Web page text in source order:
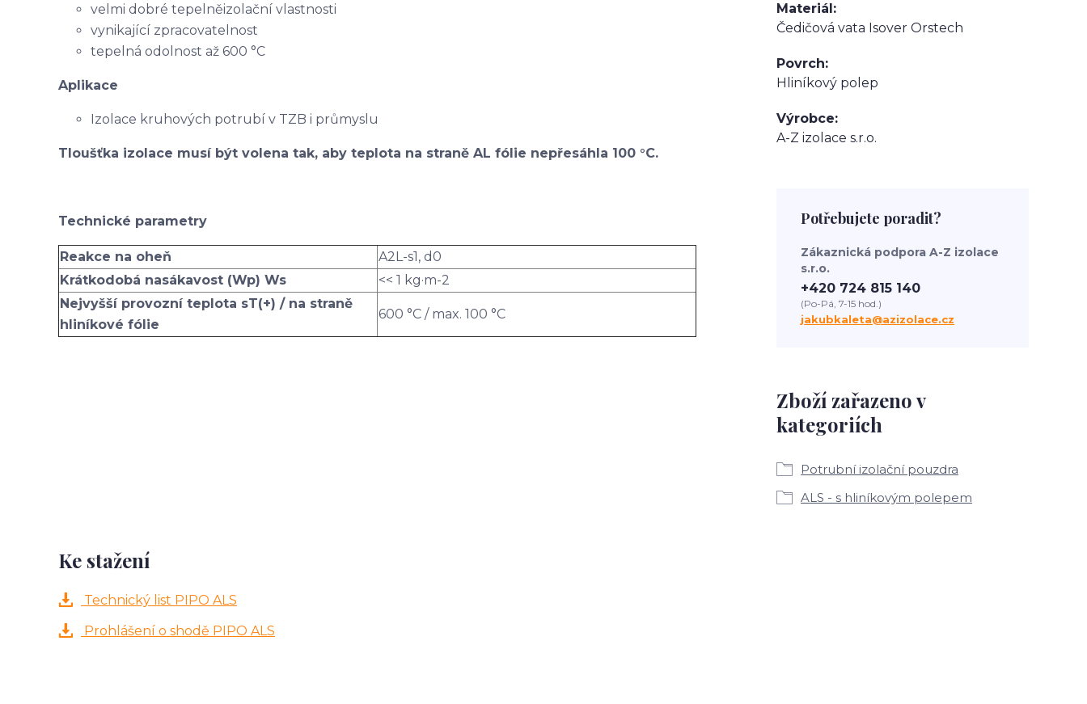
velmi dobré tepelněizolační vlastnosti
vynikající zpracovatelnost
tepelná odolnost až 600 °C
Aplikace
Izolace kruhových potrubí v TZB i průmyslu
Tloušťka izolace musí být volena tak, aby teplota na straně AL fólie nepřesáhla 100 °C.
Technické parametry
Reakce na oheň
A2L-s1, d0
Krátkodobá nasákavost (Wp) Ws
<< 1 kg·m-2
Nejvyšší provozní teplota sT(+) / na straně
hliníkové fólie
600 °C / max. 100 °C
Materiál
Čedičová vata Isover Orstech
Povrch
Hliníkový polep
Výrobce
A-Z izolace s.r.o.
Zboží zařazeno v
kategoriích
Potrubní izolační pouzdra
ALS - s hliníkovým polepem
Potřebujete poradit?
Zákaznická podpora A-Z izolace
s.r.o.
+420 724 815 140
(Po-Pá, 7-15 hod.)
jakubkaleta@azizolace.cz
Ke stažení
Technický list PIPO ALS
Prohlášení o shodě PIPO ALS